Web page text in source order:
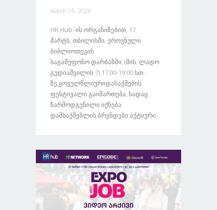
March 15, 2026
HR Hub–Ის Ორგანიზებით, 17
Მარტს, Თბილისში, Ეროვნული
Ბიბლიოთეკის
Საგამეფონო Დარბაზში, (მის. Ლადო
Გუდიაშვილის 7) 17:00-19:00 Სთ-
Ზე,ყოველწლიურიდასაქმების
Ფესტივალი Გაიმართება, Სადაც
Წარმოდგენილი Იქნება
Დამსაქმებლის Ბრენდები Აქტიური...